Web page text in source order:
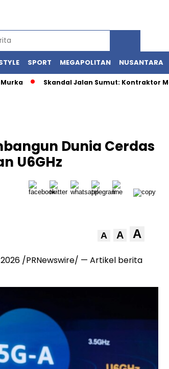
SPORT MEGAPOLITAN NUSANTARA
Skandal Jalan Sumut: Kontraktor
Dunia Cerdas
U6GHz
A A A
2026 /PRNewswire/ — Artikel berita